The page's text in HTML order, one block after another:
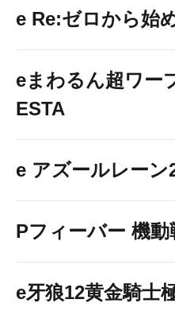
e Re:ゼロから始
eまわるん超ワー
ESTA
e アズールレーン
Pフィーバー 機
e牙狼12黄金騎士